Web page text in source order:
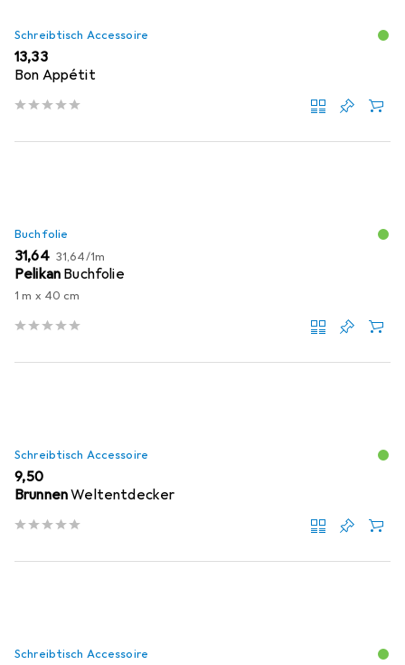
Schreibtisch Accessoire
EUR
13,33
Bon Appétit
Buchfolie
EUR
31,64 EUR
31,64/1m
Pelikan Buchfolie
1 m x 40 cm
Schreibtisch Accessoire
EUR
9,50
BrunnenWeltentdecker
Schreibtisch Accessoire